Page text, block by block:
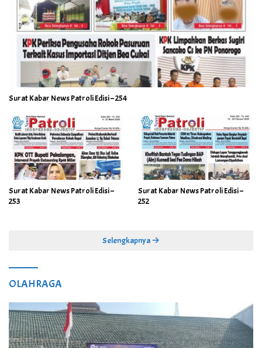
Surat Kabar News Patroli Edisi – 254
Surat Kabar News Patroli Edisi –
253
Surat Kabar News Patroli Edisi –
252
Selengkapnya
OLAHRAGA